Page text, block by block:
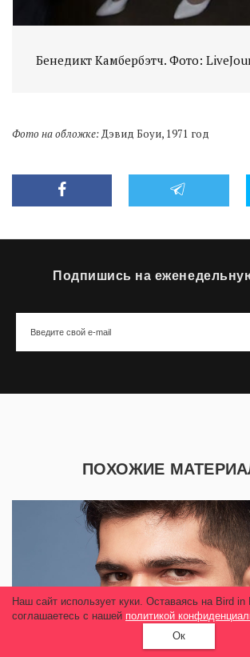
Бенедикт Камбербэтч. Фото:
Фото на обложке:Дэвид Боуи, 1971 год
Подпишись на
ПОХОЖИЕ
Наш сайт использует куки. Оставаясь на Bird
соглашаетесь с нашей политикой
Ок